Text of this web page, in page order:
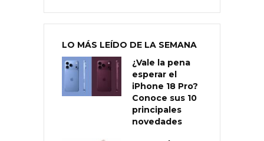
LO MÁS LEÍDO DE LA SEMANA
¿Vale la pena
esperar el
iPhone 18 Pro?
Conoce sus 10
principales
novedades